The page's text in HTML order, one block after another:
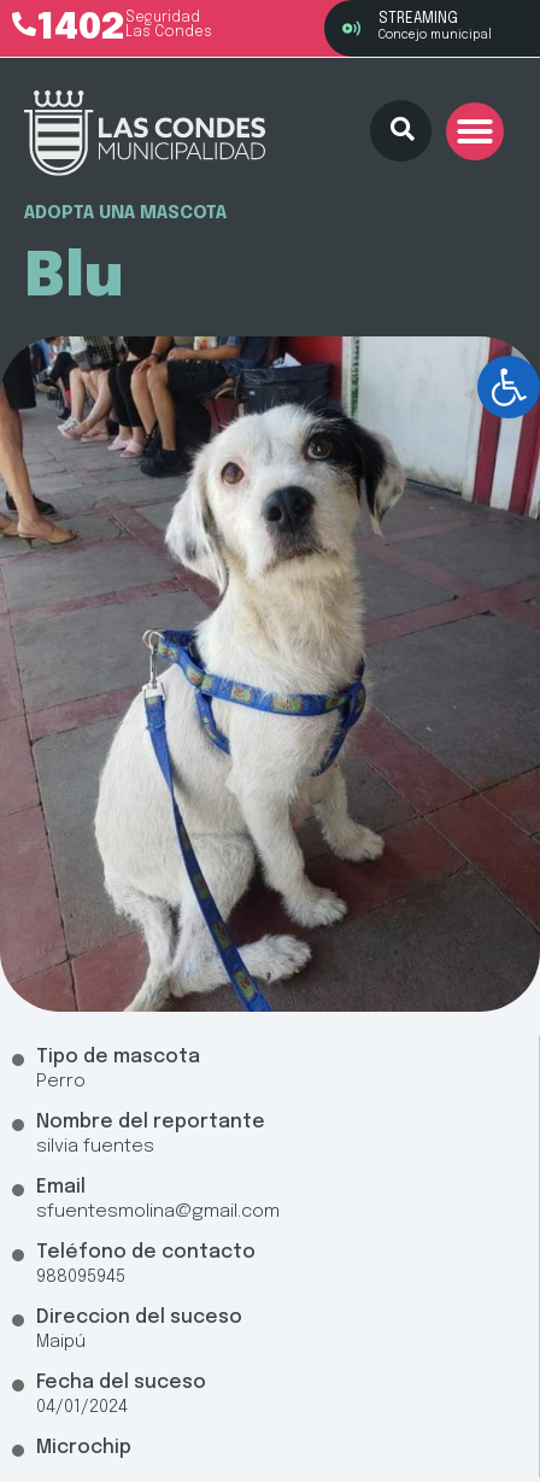
1402 Seguridad
Las Condes
STREAMING
Concejo municipal
ADOPTA UNA MASCOTA
Blu
Tipo de mascota
Perro
Nombre del reportante
silvia fuentes
Email
sfuentesmolina@gmail.com
Teléfono de contacto
988095945
Direccion del suceso
Maipú
Fecha del suceso
04/01/2024
Microchip